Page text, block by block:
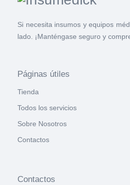
Si necesita insumos y equipos
lado. ¡Manténgase seguro y
Páginas útiles
Tienda
Todos los servicios
Sobre Nosotros
Contactos
Contactos